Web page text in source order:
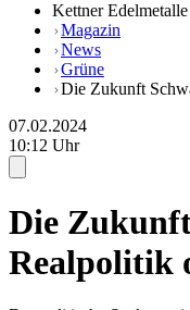
Kettner Edelmetalle
Magazin
News
Grüne
Die Zukunft
07.02.2024
10:12 Uhr
Die
Realpolitik